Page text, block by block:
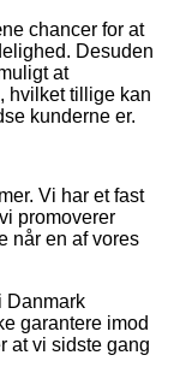
chancer for at
Desuden
at
hvilket tillige kan
kunderne er.
Vi har et fast
promoverer
når en af vores
Danmark
garantere imod
at vi sidste gang